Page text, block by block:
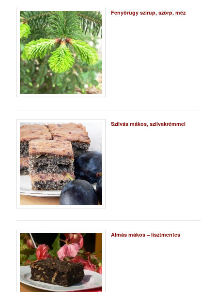
Fenyőrügy szirup, szörp, méz
Szilvás mákos, szilvakrémmel
Almás mákos – lisztmentes